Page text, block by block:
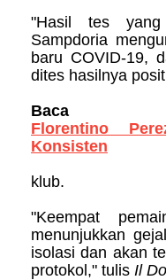
"Hasil tes yang
Sampdoria
baru COVID-19,
dites hasilnya
Florentino
Konsisten
klub.
"Keempat
menunjukkan
isolasi dan akan
protokol," tulis Il